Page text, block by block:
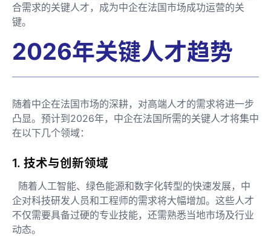
合需求的关键人才，成为中企在法国市场成功运营的关
键。
2026年关键人才趋势
随着中企在法国市场的深耕，对高端人才的需求将进一步
凸显。预计到2026年，中企在法国所需的关键人才将集中
在以下几个领域：
1. 技术与创新领域
随着人工智能、绿色能源和数字化转型的快速发展，中
企对科技研发人员和工程师的需求将大幅增加。这些人才
不仅需要具备过硬的专业技能，还需熟悉当地市场及行业
动态。